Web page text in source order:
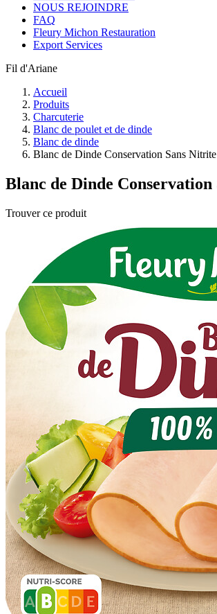
NOUS REJOINDRE
FAQ
Fleury Michon Restauration
Export Services
Fil d'Ariane
Accueil
Produits
Charcuterie
Blanc de poulet et de dinde
Blanc de dinde
Blanc de Dinde Conservation Sans Nitrite
Blanc de Dinde
Trouver ce produit